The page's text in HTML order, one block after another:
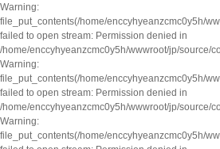
Warning:
file_put_contents(/home/enccyhyeanzcmc0y5h/
failed to open stream: Permission denied in
/home/enccyhyeanzcmc0y5h/wwwroot/jp/source/
Warning:
file_put_contents(/home/enccyhyeanzcmc0y5h/
failed to open stream: Permission denied in
/home/enccyhyeanzcmc0y5h/wwwroot/jp/source/
Warning:
file_put_contents(/home/enccyhyeanzcmc0y5h/